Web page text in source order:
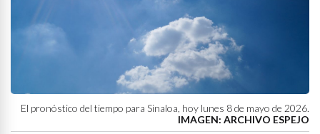
El pronóstico del tiempo para Sinaloa, hoy lunes 8 de mayo de 2026.
IMAGEN: ARCHIVO ESPEJO